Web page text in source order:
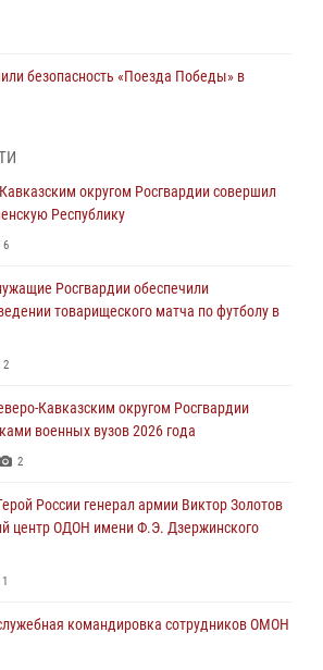
безопасность «Поезда Победы» в
Дню физкультурника
здоровья (видео)
Эл почтил память товарища на
9
округе Росгвардии отметили
округом Росгвардии совершил
Республику
6
Росгвардии обеспечили
товарищеского матча по футболу в
2
Кавказским округом Росгвардии
военных вузов 2026 года
2
России генерал армии Виктор Золотов
центр ОДОН имени Ф.Э. Дзержинского
1
командировка сотрудников ОМОН